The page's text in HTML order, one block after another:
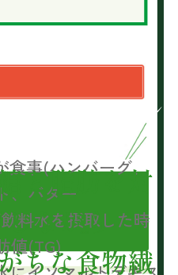
食事(ハンバーグ、
、バター
料水を摂取した時
値(TG)
おすすめポイン
と脂肪を対
しながら
ちな食物繊